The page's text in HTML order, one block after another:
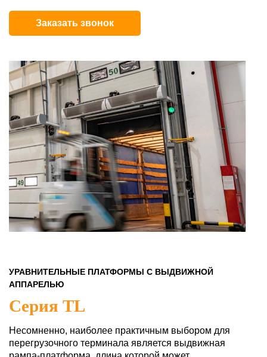
Заказать звонок
УРАВНИТЕЛЬНЫЕ ПЛАТФОРМЫ С ВЫДВИЖНОЙ
АППАРЕЛЬЮ
Серия TL
Несомненно, наиболее практичным выбором для
перегрузочного терминала является выдвижная